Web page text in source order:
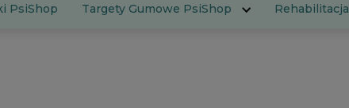
PsiShop Targety Gumowe PsiShop Rehabilitacja